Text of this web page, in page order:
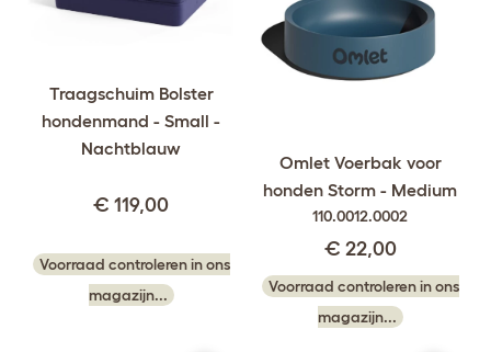
Traagschuim Bolster
hondenmand - Small -
Nachtblauw
€ 119,00
Voorraad controleren in ons
magazijn...
Omlet Voerbak voor
honden Storm - Medium
110.0012.0002
€ 22,00
Voorraad controleren in ons
magazijn...